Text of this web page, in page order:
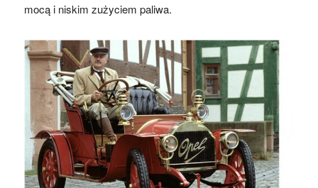
mocą i niskim zużyciem paliwa.